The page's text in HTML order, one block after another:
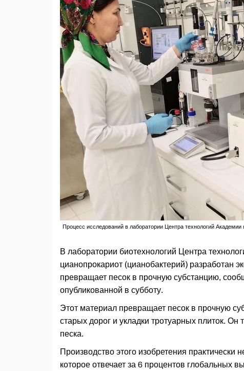
Процесс исследований в лаборатории Центра технологий
В лаборатории биотехнологий Центра
цианопрокариот (цианобактерий) разработан
превращает песок в прочную субстанцию,
опубликованной в субботу.
Этот материал превращает песок в прочную
старых дорог и укладки тротуарных плиток. Он
песка.
Производство этого изобретения практически
которое отвечает за 6 процентов глобальных